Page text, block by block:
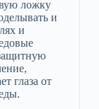
ложку
и
и
глаза от